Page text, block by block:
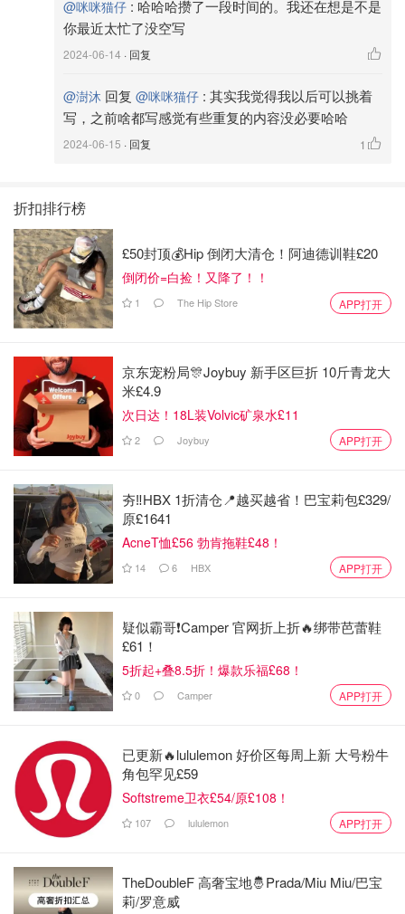
⭐️ 图三： Sisley 希思黎 眼唇卸妆啫喱 ✅
就想它比较小好携带，出门时随便用用来着，没想到用完我
就种草了❤️。虽然它是针对眼唇部位的，但是我都是配合卸
妆巾来做全脸卸妆的，清洁效果好又温和，用完不会紧绷、
不会拔干、不会泛红，后续再用洗面奶洗干净即可👌
⭐️ 图四： OUAI scalp and body scrub 头皮身体磨砂膏 ❌
@咪咪猫仔 : 哈哈哈攒了一段时间的。我还在想是不是
你最近太忙了没空写
2024-06-14 · 回复
@澍沐 回复 @咪咪猫仔 : 其实我觉得我以后可以挑着
写，之前啥都写感觉有些重复的内容没必要哈哈
2024-06-15 · 回复 1
折扣排行榜
£50封顶💰Hip 倒闭大清仓！阿迪德训鞋£20
倒闭价=白捡！又降了！！
1 The Hip Store APP打开
京东宠粉局🎊Joybuy 新手区巨折 10斤青龙大
米£4.9
次日达！18L装Volvic矿泉水£11
2 Joybuy APP打开
夯‼️HBX 1折清仓📍越买越省！巴宝莉包£329/
原£1641
AcneT恤£56 勃肯拖鞋£48！
14 6 HBX APP打开
疑似霸哥❗️Camper 官网折上折🔥绑带芭蕾鞋
£61！
5折起+叠8.5折！爆款乐福£68！
0 Camper APP打开
已更新🔥lululemon 好价区每周上新 大号粉牛
角包罕见£59
Softstreme卫衣£54/原£108！
107 lululemon APP打开
TheDoubleF 高奢宝地🤴Prada/Miu Miu/巴宝
莉/罗意威